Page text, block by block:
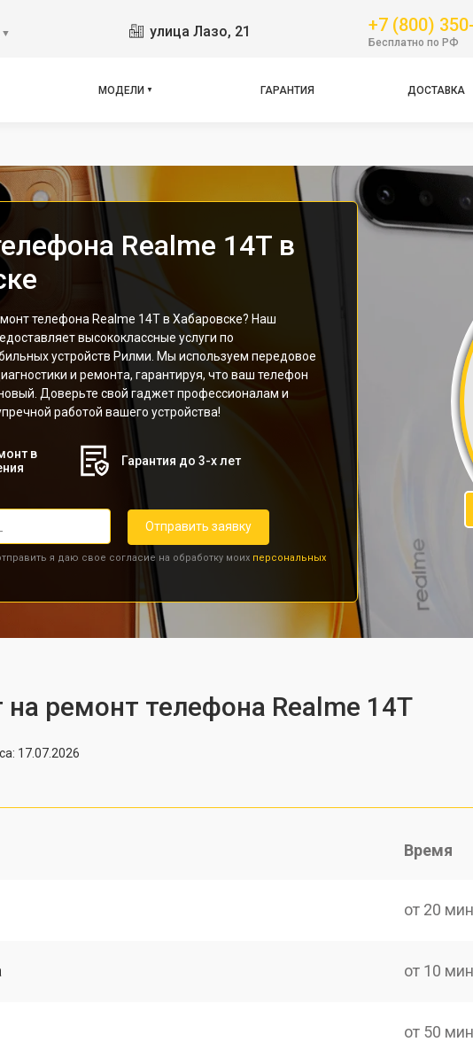
▼ улица Лазо, 21 +7 (800)
Бесплатно по РФ
МОДЕЛИ
11
C67
ГАРАНТИЯ ДОСТАВКА
Realme 14T в
телефона Realme 14T в Хабаровске? Наш
высококлассные услуги по
устройств Рилми. Мы используем передовое
и ремонта, гарантируя, что ваш телефон
Доверьте свой гаджет профессионалам и
работой вашего устройства!
в
Гарантия до 3-х лет
Отправить заявку
я даю свое согласие на обработку моих персональных
на ремонт телефона Realme 14T
17.07.2026
Время
от 20 мин
от 10 мин
от 50 мин